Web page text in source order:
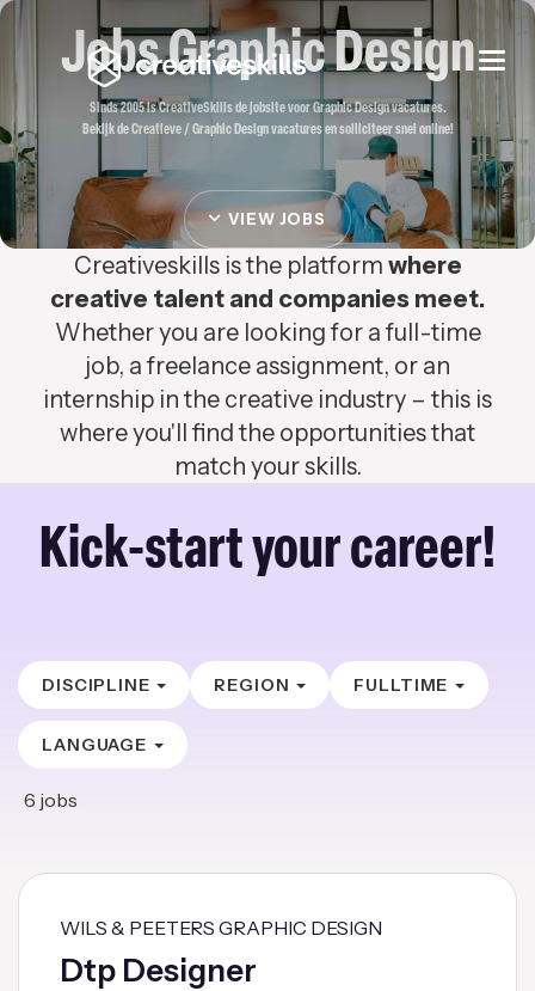
Jobs Graphic Design
Sinds 2005 is CreativeSkills de jobsite voor Graphic Design vacatures.
Bekijk de Creatieve / Graphic Design vacatures en solliciteer snel online!
VIEW JOBS
Creativeskills is the platform where
creative talent and companies meet.
Whether you are looking for a full-time
job, a freelance assignment, or an
internship in the creative industry – this is
where you'll find the opportunities that
match your skills.
Kick-start your career!
DISCIPLINE REGION FULLTIME
LANGUAGE
6 jobs
WILS & PEETERS GRAPHIC DESIGN
Dtp Designer